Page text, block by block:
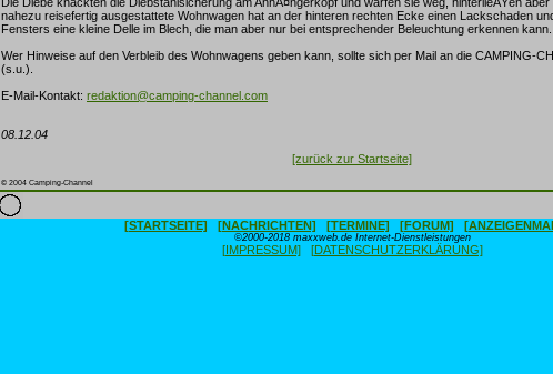
nahezu reisefertig ausgestattete Wohnwagen hat an der hinteren rechten Ecke einen Lackschaden
Fensters eine kleine Delle im Blech, die man aber nur bei entsprechender Beleuchtung erkennen kann.
Wer Hinweise auf den Verbleib des Wohnwagens geben kann, sollte sich per Mail an die CAMPING-
(s.u.).
E-Mail-Kontakt: redaktion@camping-channel.com
08.12.04
[zurück zur Startseite]
© 2004 Camping-Channel
[STARTSEITE] [NACHRICHTEN] [TERMINE] [FORUM]
©2000-2018 maxxweb.de Internet-Dienstleistungen
[IMPRESSUM] [DATENSCHUTZERKLÄRUNG]